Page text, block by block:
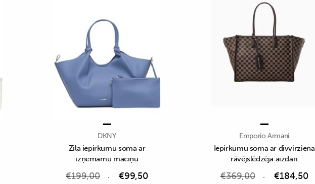
DKNY
Zila iepirkumu soma ar
izņemamu maciņu
€199,00 €99,50
Emporio Armani
Iepirkumu soma ar divvirziena
rāvējslēdzēja aizdari
€369,00 €184,50